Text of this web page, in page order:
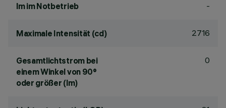
lm im Notbetrieb -
Maximale Intensität (cd) 2716
Gesamtlichtstrom bei
einem Winkel von 90°
oder größer (lm)
0